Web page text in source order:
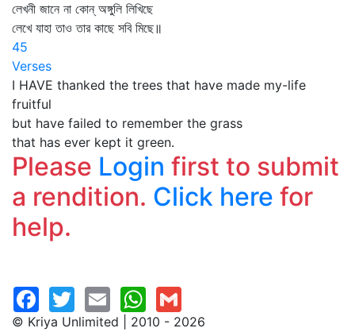
লেখনী জানে না কোন্‌ অঙ্গুলি লিখিছে
লেখে যাহা তাও তার কাছে সবি মিছে॥
45
Verses
I HAVE thanked the trees that have made my-life
fruitful
but have failed to remember the grass
that has ever kept it green.
Please Login first to submit
a rendition. Click here for
help.
© Kriya Unlimited | 2010 - 2026